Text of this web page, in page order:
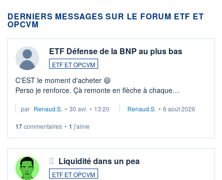
DERNIERS MESSAGES SUR LE FORUM ETF ET
OPCVM
ETF Défense de la BNP au plus bas
ETF ET OPCVM
C'EST le moment d'acheter 😄​
Perso je renforce. Çà remonte en flèche à chaque
Investissement long terme tip top pour sa retraite.
par Renaud.S. • 30 avr. • 13:20 Renaud.S. • 6 août 2026
17commentaires • 1 j'aime
Liquidité dans un pea
ETF ET OPCVM